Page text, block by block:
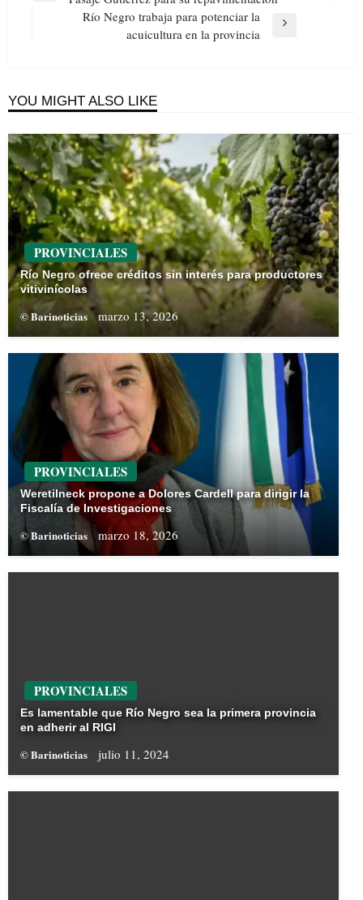
entradasRío Negro trabaja para potenciar la
acuicultura en la provincia
YOU MIGHT ALSO LIKE
PROVINCIALES
Río Negro ofrece créditos sin interés para productores
vitivinícolas
© Barinoticias marzo 13, 2026
PROVINCIALES
Weretilneck propone a Dolores Cardell para dirigir la
Fiscalía de Investigaciones
© Barinoticias marzo 18, 2026
PROVINCIALES
Es lamentable que Río Negro sea la primera provincia
en adherir al RIGI
© Barinoticias julio 11, 2024